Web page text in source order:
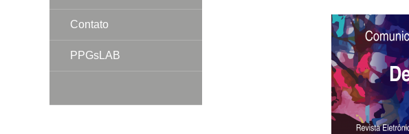
Contato
PPGsLAB